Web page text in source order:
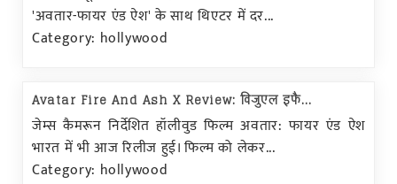
'अवतार-फायर एंड ऐश' के साथ थिएटर में दर...
Category: hollywood
Avatar Fire And Ash X Review: विजुएल इफै...
जेम्स कैमरून निर्देशित हॉलीवुड फिल्म अवतार: फायर एंड ऐश
भारत में भी आज रिलीज हुई। फिल्म को लेकर...
Category: hollywood